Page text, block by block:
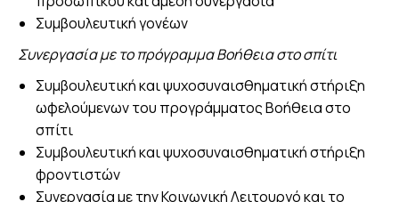
Συμβουλευτική γονέων
Συνεργασία με το πρόγραμμα Βοήθεια στο σπίτι
Συμβουλευτική και ψυχοσυναισθηματική στήριξη
ωφελούμενων του προγράμματος Βοήθεια στο
σπίτι
Συμβουλευτική και ψυχοσυναισθηματική στήριξη
φροντιστών
Συνεργασία με την Κοινωνική Λειτουργό και το